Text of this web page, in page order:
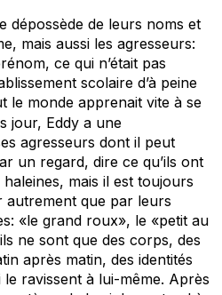
dépossède de leurs noms et
mais aussi les agresseurs:
ce qui n’était pas
scolaire d’à peine
le monde apprenait vite à se
jour, Eddy a une
agresseurs dont il peut
un regard, dire ce qu’ils ont
mais il est toujours
autrement que par leurs
«le grand roux», le «petit au
ne sont que des corps, des
après matin, des identités
ravissent à lui-même. Après